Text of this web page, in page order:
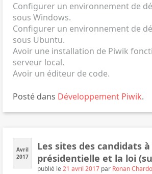
Posté dans Développement Piwik.
Configurer un environnement de
sous Windows.
Configurer un environnement de
sous Ubuntu.
Avoir une installation de Piwik
serveur local.
Avoir un éditeur de code.
Avril
2017
Les sites des candidats à
présidentielle et la loi
publié le21 avril 2017 par Ronan